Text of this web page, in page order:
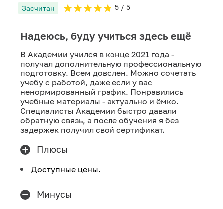
Засчитан 5/ 5
Надеюсь, буду учиться здесь ещё
В Академии учился в конце 2021 года -
получал дополнительную профессиональную
подготовку. Всем доволен. Можно сочетать
учебу с работой, даже если у вас
ненормированный график. Понравились
учебные материалы - актуально и ёмко.
Специалисты Академии быстро давали
обратную связь, а после обучения я без
задержек получил свой сертификат.
Плюсы
Доступные цены.
Минусы